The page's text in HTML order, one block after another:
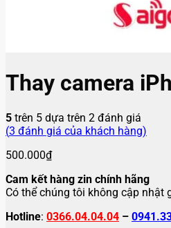
Thay camera
5 trên 5 dựa trên 2 đánh giá
(3 đánh giá của khách hàng)
500.000₫
Cam kết hàng zin chính hãng
Có thể chúng tôi không cập
Hotline: 0366.04.04.04 –